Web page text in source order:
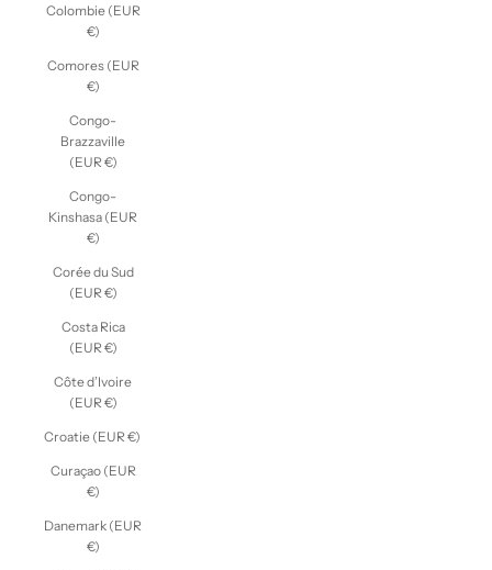
Colombie (EUR
€)
Comores (EUR
€)
Congo-
Brazzaville
(EUR €)
Congo-
Kinshasa (EUR
€)
Corée du Sud
(EUR €)
Costa Rica
(EUR €)
Côte d’Ivoire
(EUR €)
Croatie (EUR €)
Curaçao (EUR
€)
Danemark (EUR
€)